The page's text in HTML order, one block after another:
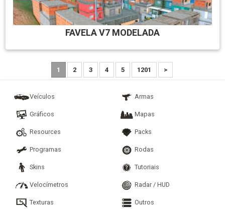
FAVELA V7 MODELADA
1 2 3 4 5 1201 >
Veículos Armas
Gráficos Mapas
Resources Packs
Programas Rodas
Skins Tutoriais
Velocímetros Radar / HUD
Texturas Outros